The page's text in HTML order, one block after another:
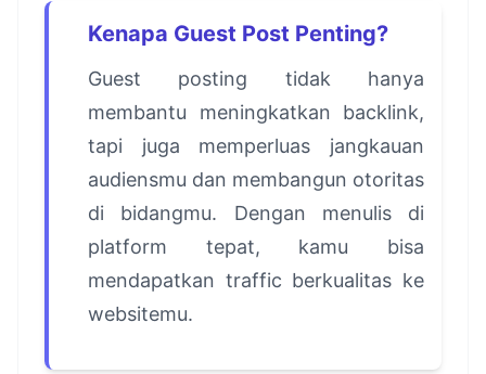
Kenapa Guest Post Penting?
Guest posting tidak hanya
membantu meningkatkan backlink,
tapi juga memperluas jangkauan
audiensmu dan membangun otoritas
di bidangmu. Dengan menulis di
platform tepat, kamu bisa
mendapatkan traffic berkualitas ke
websitemu.